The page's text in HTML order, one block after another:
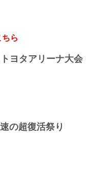
ント盛りだくさんの『ベ
。HIROYAの結婚披露宴へ
結婚披露宴パーティー
ーティーの模様はオンライ
配信！また一般のファンも
う、鋭意調整中だ！ライブ
Presents RIZIN
ら
ヨタアリーナ大会
の超復活祭り